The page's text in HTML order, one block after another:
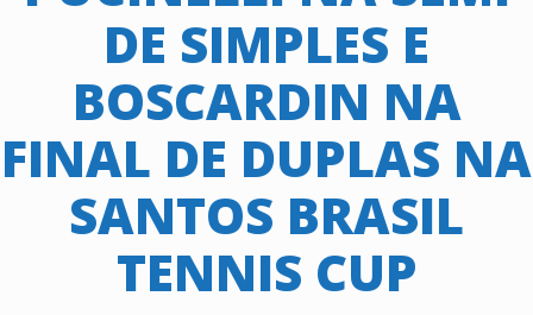
DE SIMPLES E
BOSCARDIN NA
FINAL DE DUPLAS NA
SANTOS BRASIL
TENNIS CUP